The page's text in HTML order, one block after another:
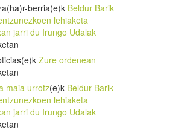
berria(e)k Beldur Barik
lehiaketa
jarri du Irungo Udalak
(e)k Zure ordenean
maia urrotz(e)k Beldur Barik
lehiaketa
jarri du Irungo Udalak